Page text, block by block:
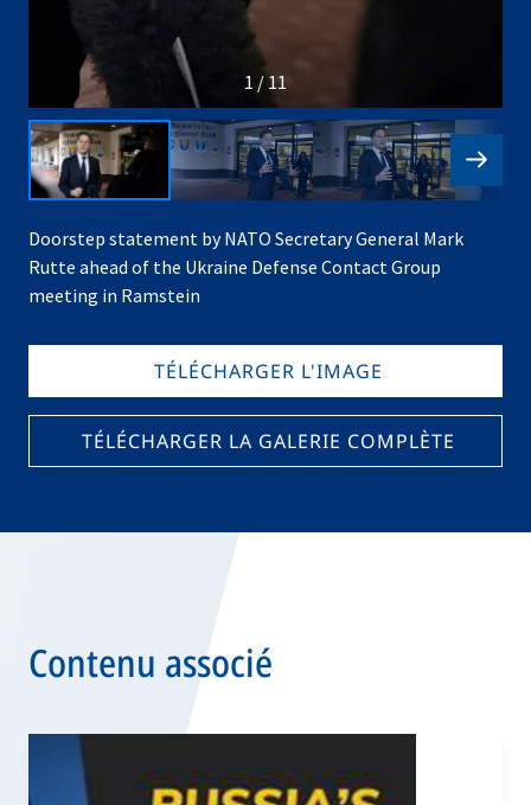
1 / 11
Doorstep statement by NATO Secretary General Mark
Rutte ahead of the Ukraine Defense Contact Group
meeting in Ramstein
TÉLÉCHARGER L'IMAGE
TÉLÉCHARGER LA GALERIE COMPLÈTE
Contenu associé